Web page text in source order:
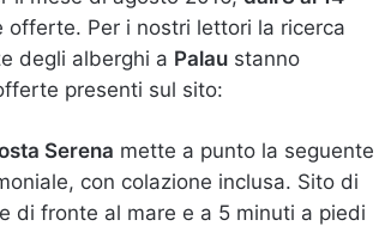
Per i nostri lettori la ricerca
degli alberghi a Palau stanno
presenti sul sito:
Serena mette a punto la seguente
con colazione inclusa. Sito di
di fronte al mare e a 5 minuti a piedi